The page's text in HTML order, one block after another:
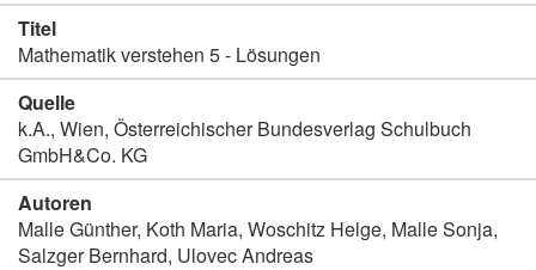
Titel
Mathematik verstehen 5 - Lösungen
Quelle
k.A., Wien, Österreichischer Bundesverlag Schulbuch
GmbH&Co. KG
Autoren
Malle Günther, Koth Maria, Woschitz Helge, Malle Sonja,
Salzger Bernhard, Ulovec Andreas